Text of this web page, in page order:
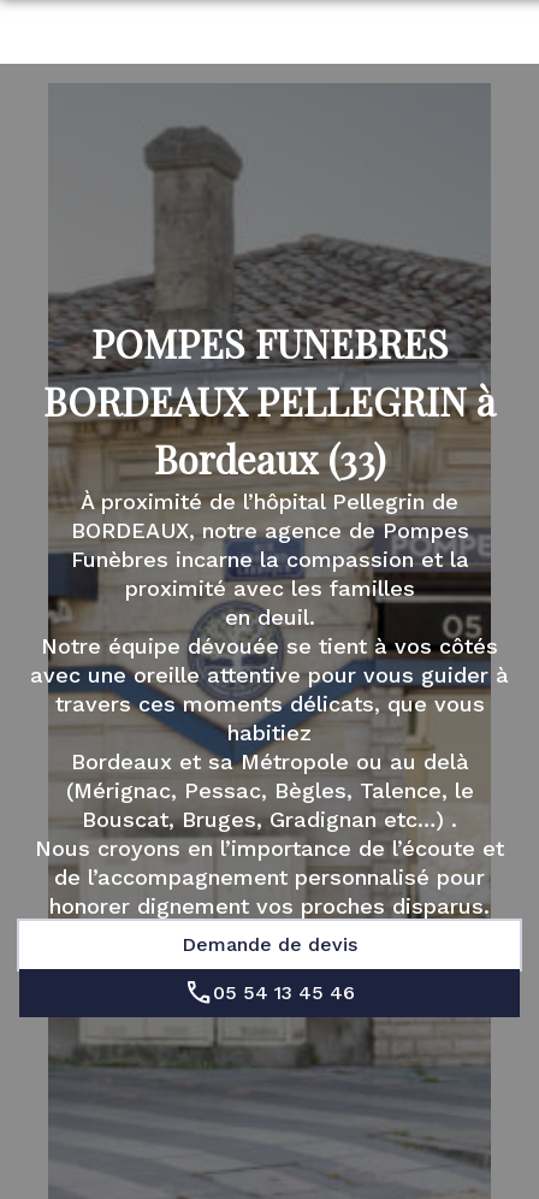
Aller
contenu
NOS SERVICES
ORGANISER DES OBSÈQUES
MONUMENTS FUNÉRAIRES
POMPES FUNEBRES
BORDEAUX PELLEGRIN à
Bordeaux (33)
À proximité de l’hôpital Pellegrin de
BORDEAUX, notre agence de Pompes
Funèbres incarne la compassion et la
proximité avec les familles
en deuil.
Notre équipe dévouée se tient à vos côtés
avec une oreille attentive pour vous guider à
travers ces moments délicats, que vous
habitiez
Bordeaux et sa Métropole ou au delà
(Mérignac, Pessac, Bègles, Talence, le
Bouscat, Bruges, Gradignan etc…) .
Nous croyons en l’importance de l’écoute et
de l’accompagnement personnalisé pour
honorer dignement vos proches disparus.
Demande de devis
05 54 13 45 46